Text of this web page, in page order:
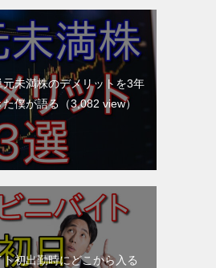
元未満株のデメリットを3年
僕が語る （3,082 view）
ト初出勤時にどこから入る